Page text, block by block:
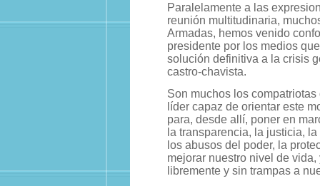
Paralelamente a las
reunión multitudinaria,
Armadas, hemos venido
presidente por los medios
solución definitiva a la crisis
castro-chavista.
Son muchos los
líder capaz de orientar este
para, desde allí, poner en
la transparencia, la justicia,
los abusos del poder, la
mejorar nuestro nivel de
libremente y sin trampas a